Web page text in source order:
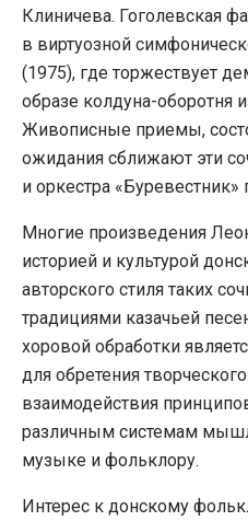
Клиничева. Гоголевская
в виртуозной
(1975), где торжествует
образе колдуна-оборотня
Живописные приемы,
ожидания сближают эти
и оркестра
Многие произведения
историей и культурой
авторского стиля таких
традициями казачьей
хоровой обработки
для обретения
взаимодействия
различным системам
музыке и фольклору.
Интерес к донскому